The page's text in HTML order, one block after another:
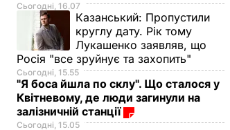
Сьогодні, 16.07
Казанський: Пропустили
круглу дату. Рік тому
Лукашенко заявляв, що
Росія "все зруйнує та захопить"
Сьогодні, 15.55
"Я боса йшла по склу". Що сталося у
Квітневому, де люди загинули на
залізничній станції
Сьогодні, 15.05